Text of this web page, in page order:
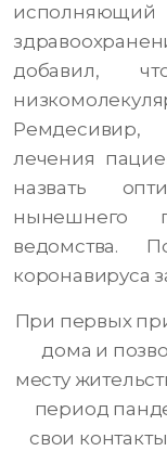
добавил,
Ремдесивир,
лечения
назвать
нынешнего
ведомства.
коронавируса
При первых
дома и
месту
период
свои